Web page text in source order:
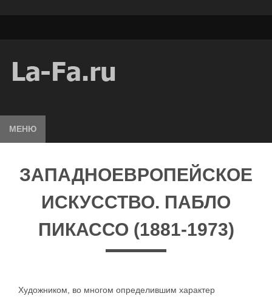
МЕНЮ
ЗАПАДНОЕВРОПЕЙСКОЕ
ИСКУССТВО. ПАБЛО
ПИКАССО (1881-1973)
Художником, во многом определившим характер